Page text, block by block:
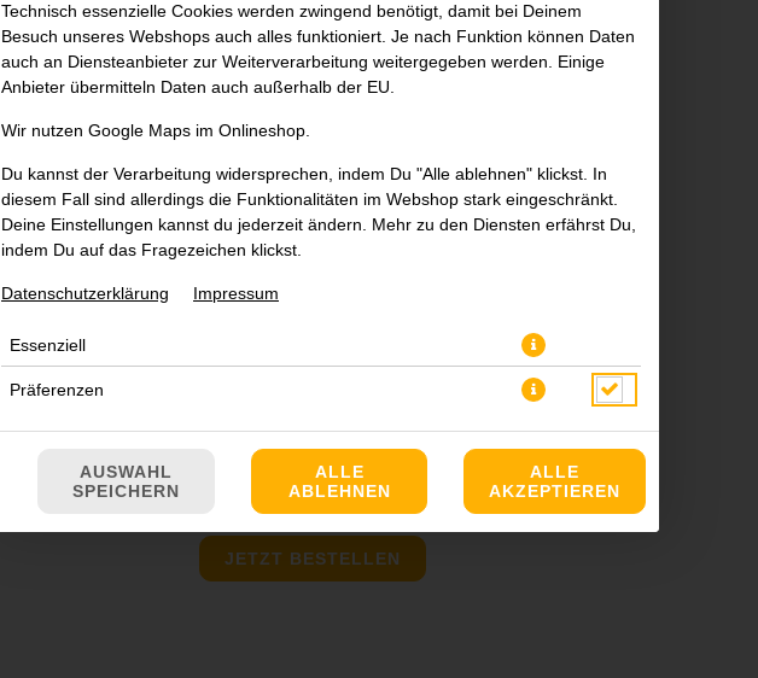
JETZT BESTELLEN
Technisch essenzielle Cookies werden zwingend benötigt, damit bei Deinem
Besuch unseres Webshops auch alles funktioniert. Je nach Funktion können Daten
auch an Diensteanbieter zur Weiterverarbeitung weitergegeben werden. Einige
Anbieter übermitteln Daten auch außerhalb der EU.
Wir nutzen Google Maps im Onlineshop.
Du kannst der Verarbeitung widersprechen, indem Du "Alle ablehnen" klickst. In
diesem Fall sind allerdings die Funktionalitäten im Webshop stark eingeschränkt.
Deine Einstellungen kannst du jederzeit ändern. Mehr zu den Diensten erfährst Du,
indem Du auf das Fragezeichen klickst.
Datenschutzerklärung Impressum
Essenziell
Präferenzen
AUSWAHL
SPEICHERN
ALLE
ABLEHNEN
ALLE
AKZEPTIEREN